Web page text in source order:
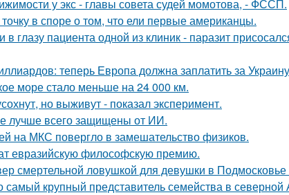
у экс - главы совета судей момотова, - ФССП.
в споре о том, что ели первые американцы.
глазу пациента одной из клиник - паразит
теперь Европа должна заплатить за
море стало меньше на 24 000 км.
но выживут - показал эксперимент.
лучше всего защищены от ИИ.
на МКС повергло в замешательство физиков.
евразийскую философскую премию.
смертельной ловушкой для девушки в Подмосковье
самый крупный представитель семейства в